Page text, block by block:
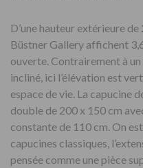
D’une hauteur extérieure
Büstner Gallery affichent
ouverte. Contrairement à
incliné, ici l’élévation est
espace de vie. La capucine
double de 200 x 150 cm
constante de 110 cm. On
capucines classiques,
pensée comme une pièce